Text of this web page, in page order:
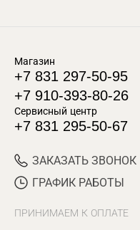
Магазин
+7 831 297-50-95
+7 910-393-80-26
Сервисный центр
+7 831 295-50-67
ЗАКАЗАТЬ ЗВОНОК
ГРАФИК РАБОТЫ
ПРИНИМАЕМ К ОПЛАТЕ